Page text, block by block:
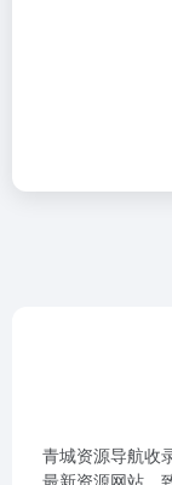
青城资源导航收